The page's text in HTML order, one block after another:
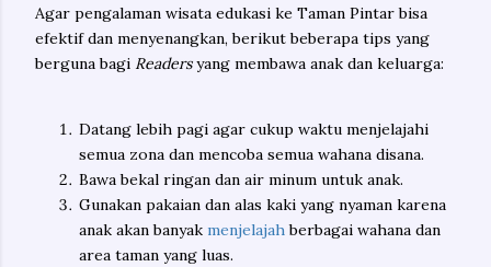
Agar pengalaman wisata edukasi ke Taman Pintar bisa
efektif dan menyenangkan, berikut beberapa tips yang
berguna bagi Readersyang membawa anak dan keluarga:
Datang lebih pagi agar cukup waktu menjelajahi
semua zona dan mencoba semua wahana disana.
Bawa bekal ringan dan air minum untuk anak.
Gunakan pakaian dan alas kaki yang nyaman karena
anak akan banyak menjelajahberbagai wahana dan
area taman yang luas.